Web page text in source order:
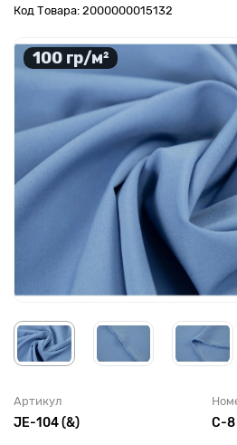
Код Товара: 2000000015132
100 гр/м²
Артикул
JE-104 (&) С-8